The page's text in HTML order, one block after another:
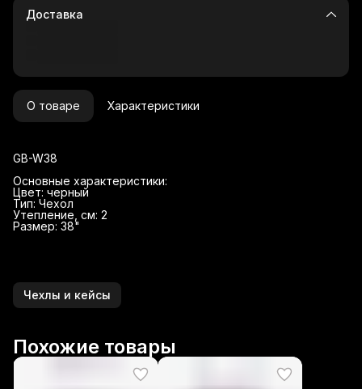
Доставка
О товаре Характеристики
GB-W38
Основные характеристики:
Цвет: черный
Тип: Чехол
Утепление, см: 2
Размер: 38"
Чехлы и кейсы
Похожие товары